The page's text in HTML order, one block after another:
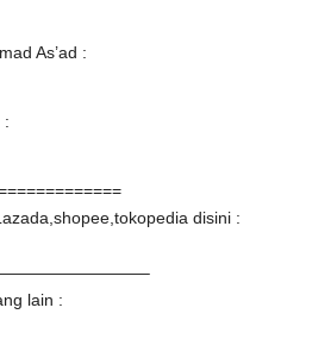
As’ad :
:
disini :
lain :